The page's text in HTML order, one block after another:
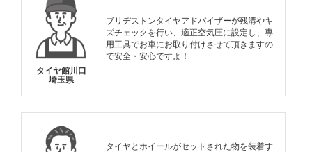
タイヤ館川口
埼玉県
ブリヂストンタイヤアドバイザーが残溝やキ
ズチェックを行い、適正空気圧に設定し、専
用工具でお車にお取り付けさせて頂きますの
で安全・安心ですよ！
タイヤとホイールがセットされた物を装着す